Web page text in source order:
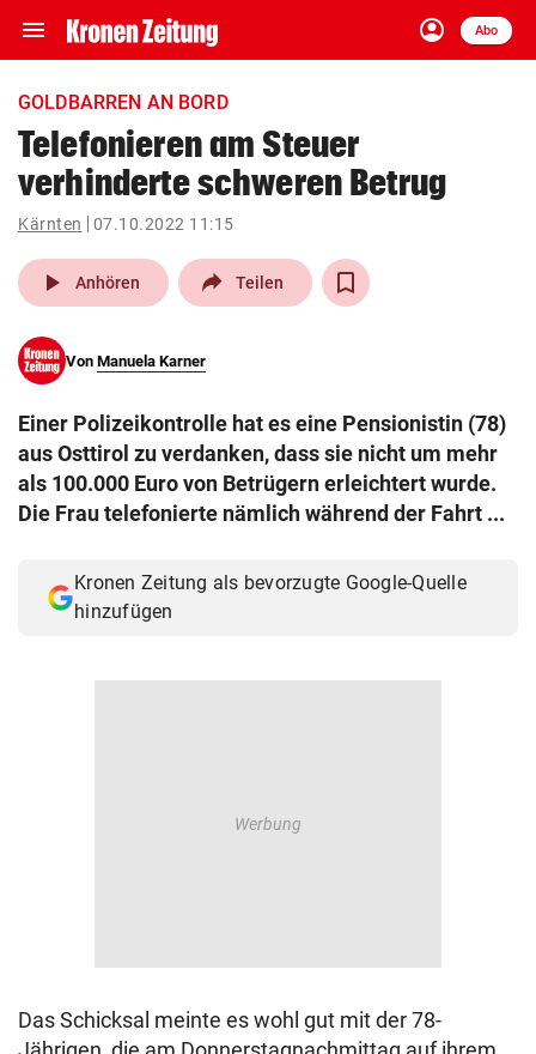
menu Navigation
ein-/ausklappen
account_circle
Anmelden
Abo
close Schließen
account_circle Anmelden
arrow_right
pin_drop
Wien arrow_right
search
eingeben
Muthgasse 2, 1190 Wien
GOLDBARREN AN BORD
Telefonieren am Steuer
verhinderte schweren Betrug
Kärnten 07.10.2022 11:15
play_arrow Anhören Teilen
Von Manuela Karner
Einer Polizeikontrolle hat es eine Pensionistin (78)
aus Osttirol zu verdanken, dass sie nicht um mehr
als 100.000 Euro von Betrügern erleichtert wurde.
Die Frau telefonierte nämlich während der Fahrt ...
Kronen Zeitung als bevorzugte Google-Quelle
hinzufügen
Das Schicksal meinte es wohl gut mit der 78-